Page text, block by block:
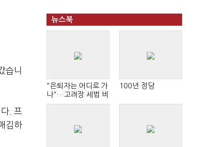
습니
. 프
김하
뉴스북
"은퇴자는 어디로 가
나"…고려장 세법 비
판 확산
100년 정당